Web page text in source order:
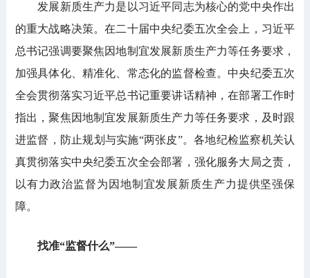
发展新质生产力是以习近平同志为核心的党中央作出
的重大战略决策。在二十届中央纪委五次全会上，习近平
总书记强调要聚焦因地制宜发展新质生产力等任务要求，
加强具体化、精准化、常态化的监督检查。中央纪委五次
全会贯彻落实习近平总书记重要讲话精神，在部署工作时
指出，聚焦因地制宜发展新质生产力等任务要求，及时跟
进监督，防止规划与实施“两张皮”。各地纪检监察机关认
真贯彻落实中央纪委五次全会部署，强化服务大局之责，
以有力政治监督为因地制宜发展新质生产力提供坚强保
障。
找准“监督什么”——